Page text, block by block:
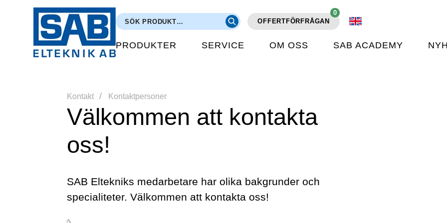
OFFERTFÖRFRÅGAN
0
PRODUKTER SERVICE OM OSS SAB ACADEMY
Kontakt Kontaktpersoner
Välkommen att kontakta
oss!
SAB Eltekniks medarbetare har olika bakgrunder och
specialiteter. Välkommen att kontakta oss!